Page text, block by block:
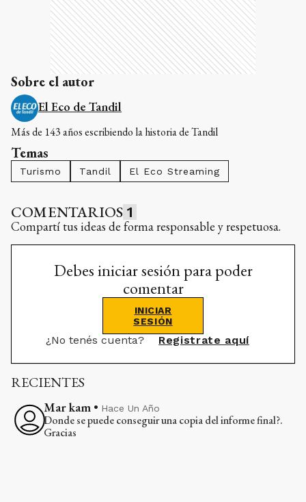
Sobre el autor
El Eco de Tandil
Más de 143 años escribiendo la historia de Tandil
Temas
Turismo Tandil El Eco Streaming
COMENTARIOS 1
Compartí tus ideas de forma responsable y respetuosa.
Debes iniciar sesión para poder
comentar
INICIAR
SESIÓN
¿No tenés cuenta? Registrate aquí
RECIENTES
Mar kam • Hace Un Año
Donde se puede conseguir una copia del informe final?.
Gracias